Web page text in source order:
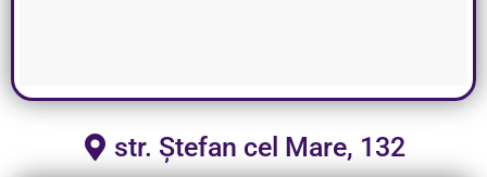
str. Ștefan cel Mare, 132